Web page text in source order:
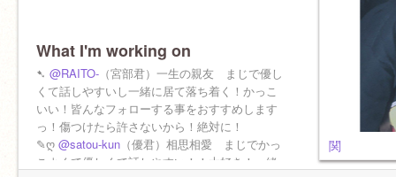
What I'm working on
➷ @RAITO- （宮部君）一生の親友 まじで優し
くて話しやすいし一緒に居て落ち着く！かっこ
いい！皆んなフォローする事をおすすめします
っ！傷つけたら許さないから！絶対に！
✎ღ @satou-kun （優君）相思相愛 まじでかっ
こよくて優しくて話しやすい！！大好き！一緒
関